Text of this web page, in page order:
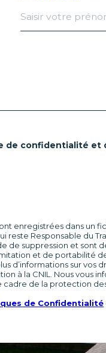
de confidentialité
enregistrées dans
reste Responsable du
de suppression et sont
et de portabilité
d’informations sur vos
à la CNIL. Nous vous
cadre de la protection
de Confidentialité